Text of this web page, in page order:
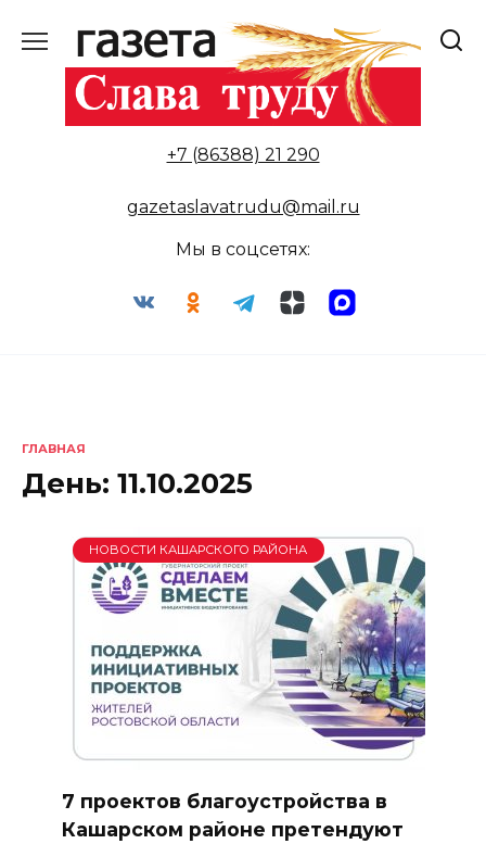
содержанию
+7 (86388) 21 290
gazetaslavatrudu@mail.ru
Мы в соцсетях:
ГЛАВНАЯ
День: 11.10.2025
НОВОСТИ КАШАРСКОГО РАЙОНА
7 проектов благоустройства в
Кашарском районе претендуют